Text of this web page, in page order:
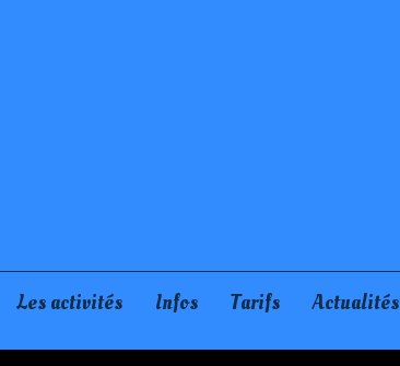
Les activités Infos Tarifs Actualités